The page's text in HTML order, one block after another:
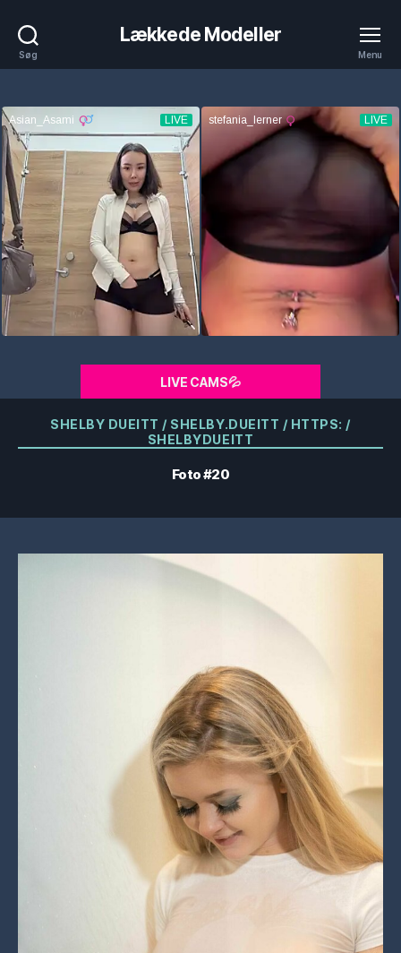
Søg
Lækkede Modeller
Menu
LIVE CAMS💦
Kategorier
SHELBY DUEITT / SHELBY.DUEITT / HTTPS: /
SHELBYDUEITT
Foto #20